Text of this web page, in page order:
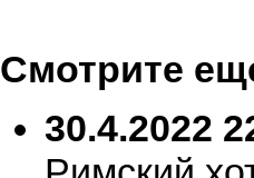
Смотрите
30.4.2022